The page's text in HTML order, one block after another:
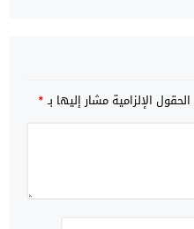
الحقول الإلزامية مشار إليها بـ*